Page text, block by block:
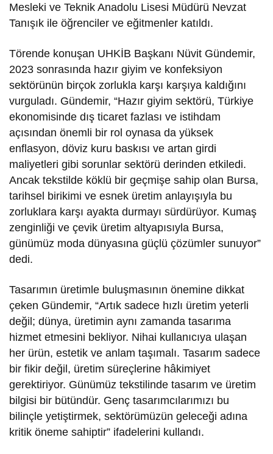
Mesleki ve Teknik Anadolu Lisesi Müdürü Nevzat
Tanışık ile öğrenciler ve eğitmenler katıldı.
Törende konuşan UHKİB Başkanı Nüvit Gündemir,
2023 sonrasında hazır giyim ve konfeksiyon
sektörünün birçok zorlukla karşı karşıya kaldığını
vurguladı. Gündemir, “Hazır giyim sektörü, Türkiye
ekonomisinde dış ticaret fazlası ve istihdam
açısından önemli bir rol oynasa da yüksek
enflasyon, döviz kuru baskısı ve artan girdi
maliyetleri gibi sorunlar sektörü derinden etkiledi.
Ancak tekstilde köklü bir geçmişe sahip olan Bursa,
tarihsel birikimi ve esnek üretim anlayışıyla bu
zorluklara karşı ayakta durmayı sürdürüyor. Kumaş
zenginliği ve çevik üretim altyapısıyla Bursa,
günümüz moda dünyasına güçlü çözümler sunuyor”
dedi.
Tasarımın üretimle buluşmasının önemine dikkat
çeken Gündemir, “Artık sadece hızlı üretim yeterli
değil; dünya, üretimin aynı zamanda tasarıma
hizmet etmesini bekliyor. Nihai kullanıcıya ulaşan
her ürün, estetik ve anlam taşımalı. Tasarım sadece
bir fikir değil, üretim süreçlerine hâkimiyet
gerektiriyor. Günümüz tekstilinde tasarım ve üretim
bilgisi bir bütündür. Genç tasarımcılarımızı bu
bilinçle yetiştirmek, sektörümüzün geleceği adına
kritik öneme sahiptir” ifadelerini kullandı.